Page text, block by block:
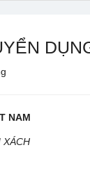
NAM
XÁCH